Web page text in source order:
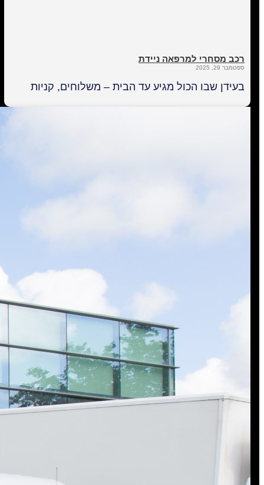
רכב מסחרי למרפאה ניידת
ספטמבר 29, 2025
בעידן שבו הכול מגיע עד הבית – משלוחים, קניות